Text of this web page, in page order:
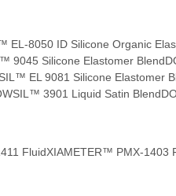
EL-8050 ID Silicone Organic
9045 Silicone Elastomer Blend
EL 9081 Silicone Elastomer
3901 Liquid Satin Blend
FluidXIAMETER™ PMX-1403